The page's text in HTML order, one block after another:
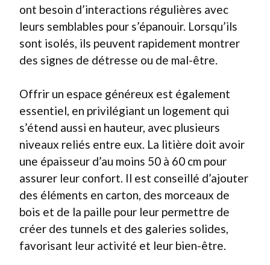
ont besoin d’interactions régulières avec
leurs semblables pour s’épanouir. Lorsqu’ils
sont isolés, ils peuvent rapidement montrer
des signes de détresse ou de mal-être.
Offrir un espace généreux est également
essentiel, en privilégiant un logement qui
s’étend aussi en hauteur, avec plusieurs
niveaux reliés entre eux. La litière doit avoir
une épaisseur d’au moins 50 à 60 cm pour
assurer leur confort. Il est conseillé d’ajouter
des éléments en carton, des morceaux de
bois et de la paille pour leur permettre de
créer des tunnels et des galeries solides,
favorisant leur activité et leur bien-être.